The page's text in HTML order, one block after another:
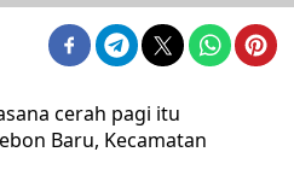
cerah pagi itu
Baru, Kecamatan